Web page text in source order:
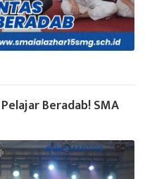
Beradab! SMA